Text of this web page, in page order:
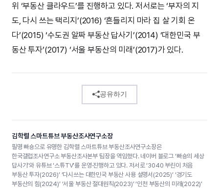
위 ‘부동산 클라우드’를 진행하고 있다. 저서로는 ‘부자의 지
도, 다시 쓰는 택리지’(2016) ‘흔들리지 마라 집 살 기회 온
다’(2015) ‘수도권 알짜 부동산 답사기’(2014) ‘대한민국 부
동산 투자’(2017) ‘서울 부동산의 미래’(2017)가 있다.
공유하기
김학렬 스마트튜브 부동산조사연구소장
필명 빠숑으로 유명한 김학렬 스마트튜브 부동산조사연구소장은
한국갤럽조사연구소 부동산조사본부 팀장을 역임했다. 네이버 블로그 ‘빠숑의 세상
답사기’와 유튜브 ‘스튜TV’를 운영·진행하고 있다. 저서로 ‘3040 부린이 처음
부동산 투자(2026)’ ‘다시쓰는 대한민국 부동산 사용 설명서(2025)’ ‘경기도
부동산의 힘(2024)’ ‘서울 부동산 절대원칙(2023)’ ‘인천 부동산의 미래(2022)’